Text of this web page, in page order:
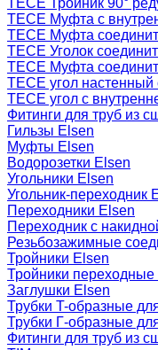
TECE Тройник 90°
TECE Муфта с
TECE Муфта
TECE Уголок
TECE Муфта
TECE угол настенный
TECE угол с
Фитинги для труб из
Гильзы Elsen
Муфты Elsen
Водорозетки Elsen
Угольники Elsen
Угольник-переходник
Переходники Elsen
Переходник с
Резьбозажимные
Тройники Elsen
Тройники переходные
Заглушки Elsen
Трубки T-образные
Трубки Г-образные
Фитинги для труб из